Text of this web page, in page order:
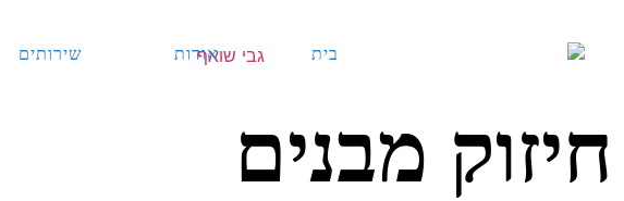
בית אודות שירותים
חיזוק מבנים